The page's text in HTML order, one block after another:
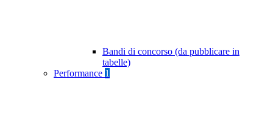
Bandi di concorso (da pubblicare in
tabelle)
Performance 1